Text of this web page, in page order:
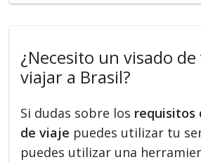
¿Necesito un visado
viajar a Brasil?
Si dudas sobre los requisitos
de viaje puedes utilizar tu
puedes utilizar una